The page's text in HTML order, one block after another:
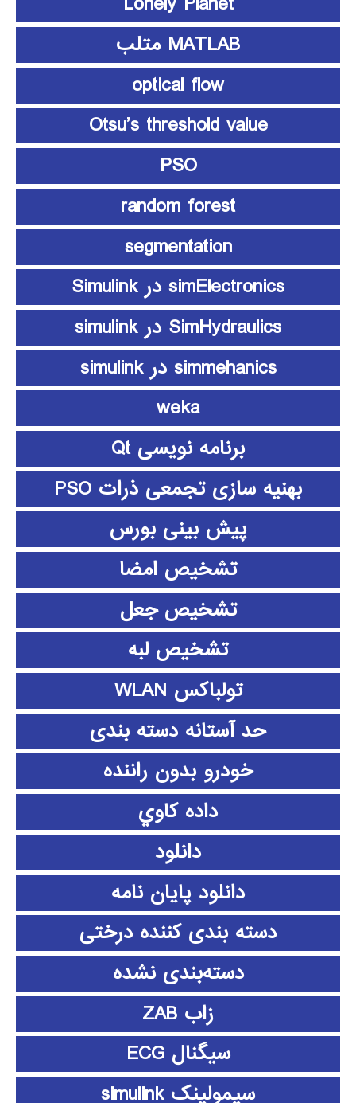
MATLAB متلب
optical flow
Otsu’s threshold value
PSO
random forest
segmentation
simElectronics در Simulink
SimHydraulics در simulink
simmehanics در simulink
weka
برنامه نویسی Qt
بهنیه سازی تجمعی ذرات PSO
پیش بینی بورس
تشخیص امضا
تشخیص جعل
تشخیص لبه
تولباکس WLAN
حد آستانه دسته بندی
خودرو بدون راننده
داده كاوي
دانلود
دانلود پايان نامه
دسته بندی کننده درختی
دسته‌بندی نشده
زاب ZAB
سیگنال ECG
سیمولینک simulink